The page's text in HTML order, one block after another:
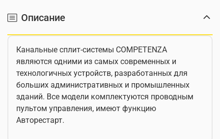
Описание
Канальные сплит-системы COMPETENZA
являются одними из самых современных и
технологичных устройств, разработанных для
больших административных и промышленных
зданий. Все модели комплектуются проводным
пультом управления, имеют функцию
Авторестарт.